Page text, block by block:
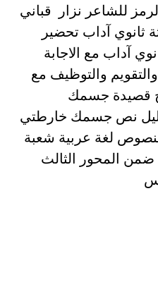
للشاعر نزار قباني
ثانوي آداب تحضير
خارطتي 3 ثانوي آداب مع الاجابة
والتوظيف مع
قصيدة جسمك
نص جسمك خارطتي
لغة عربية شعبة
المحور الثالث